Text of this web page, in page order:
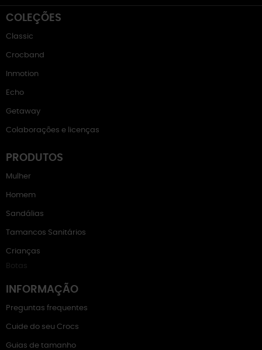
COLEÇÕES
Classic
Crocband
Inmotion
Echo
Getaway
Colaborações e licenças
PRODUTOS
Mulher
Homem
Sandálias
Tamancos Sanitários
Crianças
Botas
INFORMAÇÃO
Preguntas frequentes
Cuide do seu Crocs
Guias de tamanho